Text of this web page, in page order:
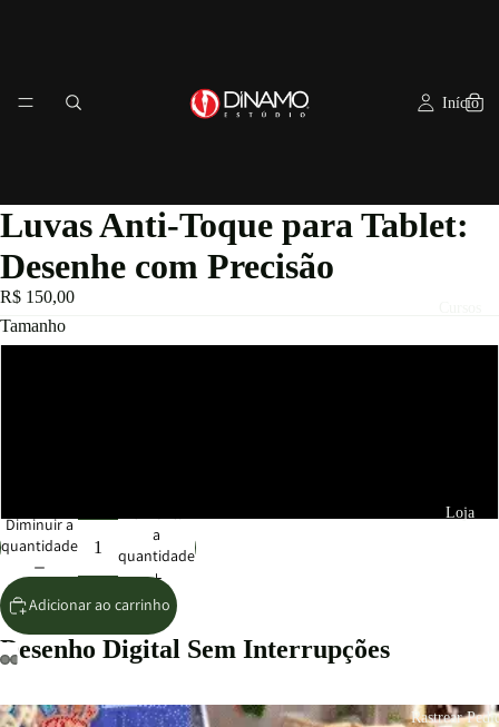
Início
Loja
Rastrear
Luvas Anti-Toque para Tablet:
Desenhe com Precisão
R$ 150,00
Tamanho
Diminuir a
quantidade
a
quantidade
Adicionar ao carrinho
Desenho Digital Sem Interrupções